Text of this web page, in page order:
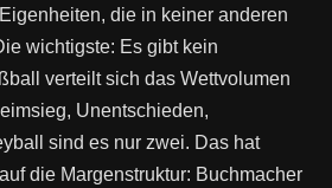
die in keiner anderen
wichtigste: Es gibt kein
verteilt sich das Wettvolumen
Unentschieden,
sind es nur zwei. Das hat
die Margenstruktur: Buchmacher